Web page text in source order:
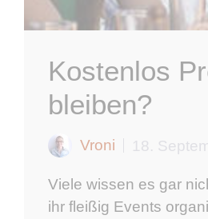
Kostenlos
bleiben?
Vroni 18.
Viele wissen es gar
ihr fleißig Events